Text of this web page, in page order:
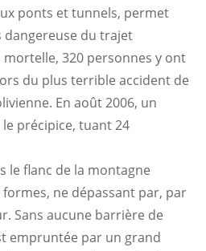
ponts et tunnels, permet
dangereuse du trajet
mortelle, 320 personnes y ont
du plus terrible accident de
En août 2006, un
précipice, tuant 24
le flanc de la montagne
ne dépassant par, par
Sans aucune barrière de
empruntée par un grand